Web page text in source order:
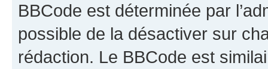
BBCode est déterminée par
possible de la désactiver sur
rédaction. Le BBCode est